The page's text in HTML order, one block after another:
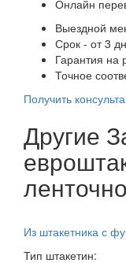
Онлайн
Выездной
Срок - от 3
Гарантия на
Точное
Получить
Другие
Из штакетника с
Тип штакетин: